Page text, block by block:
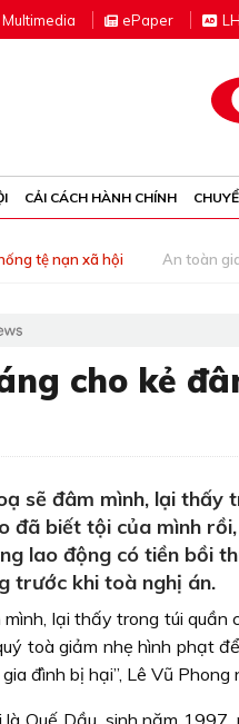
Multimedia ePaper
CẢI CÁCH HÀNH CHÍNH
tệ nạn xã hội An toàn
cho kẻ
sẽ đâm mình, lại
đã biết tội của mình
lao động có tiền bồi
trước khi toà nghị án.
lại thấy trong túi
toà giảm nhẹ hình phạt
đình bị hại”, Lê Vũ Phong
Quế Dầu, sinh năm